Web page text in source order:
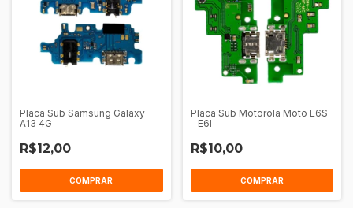
Placa Sub Samsung Galaxy
A13 4G
R$12,00
Placa Sub Motorola Moto E6S
- E6I
R$10,00